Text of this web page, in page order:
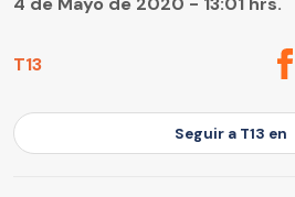
T13
Seguir a T13 en